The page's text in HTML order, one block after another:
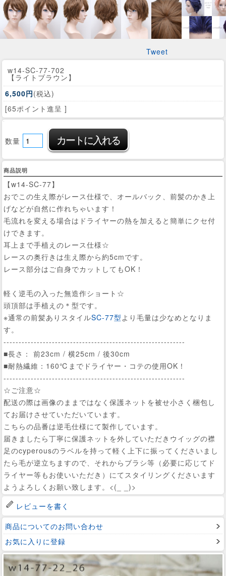
Tweet
w14-SC-77-702
【ライトブラウン】
6,500円(税込)
[65ポイント進呈 ]
数量
商品説明
【w14-SC-77】
おでこの生え際がレース仕様で、オールバック、前髪のかき上
げなどが自然に作れちゃいます！
毛流れを変える場合はドライヤーの熱を加えると簡単にクセ付
けできます。
耳上まで手植えのレース仕様☆
レースの奥行きは生え際から約5cmです。
レース部分はご自身でカットしてもOK！
軽く逆毛の入った無造作ショート☆
頭頂部は手植えの＊型です。
※通常の前髪ありスタイルSC-77型より毛量は少なめとなりま
す。
------------------------------------------------------------
■長さ： 前23cm / 横25cm / 後30cm
■耐熱繊維：160℃までドライヤー・コテの使用OK！
------------------------------------------------------------
☆ご注意☆
配送の際は画像のままではなく保護ネットを被せ小さく梱包し
てお届けさせていただいています。
こちらの品番は逆毛仕様にて製作しています。
届きましたら丁寧に保護ネットを外していただきウイッグの襟
足のcyperousのラベルを持って軽く上下に振ってくださいまし
たら毛が逆立ちますので、それからブラシ等（必要に応じてド
ライヤー等もお使いいただき）にてスタイリングくださいます
ようよろしくお願い致します。<(_ _)>
レビューを書く
商品についてのお問い合わせ
お気に入りに登録